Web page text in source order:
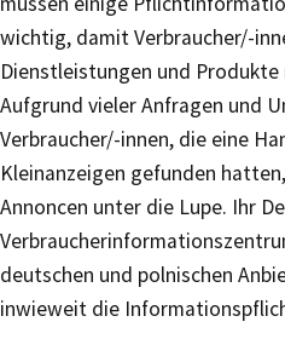
wichtig, damit Verbraucher/-
Dienstleistungen und Produkte
Aufgrund vieler Anfragen und
Verbraucher/-innen, die eine
Kleinanzeigen gefunden
Annoncen unter die Lupe. Ihr
deutschen und polnischen
inwieweit die